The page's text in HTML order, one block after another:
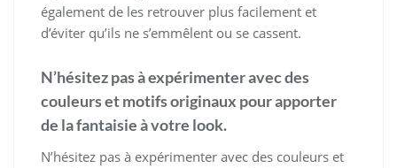
également de les retrouver plus facilement et
d’éviter qu’ils ne s’emmêlent ou se cassent.
N’hésitez pas à expérimenter avec des
couleurs et motifs originaux pour apporter
de la fantaisie à votre look.
N’hésitez pas à expérimenter avec des couleurs et